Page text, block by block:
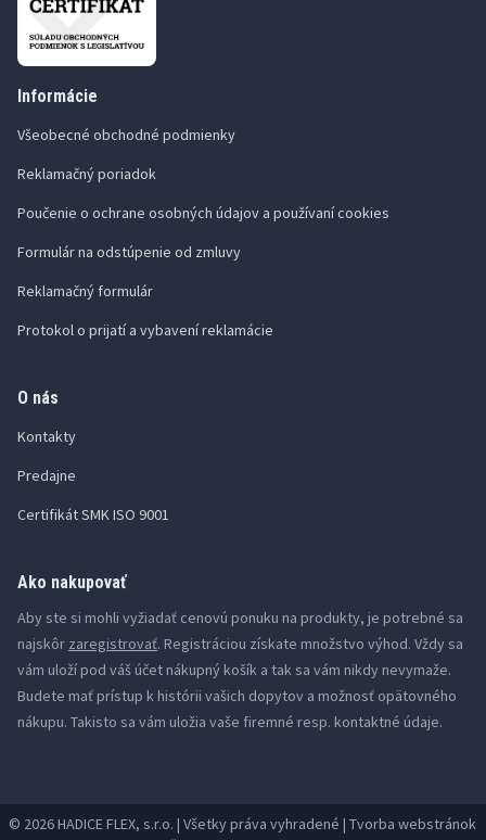
Informácie
Všeobecné obchodné podmienky
Reklamačný poriadok
Poučenie o ochrane osobných údajov a používaní cookies
Formulár na odstúpenie od zmluvy
Reklamačný formulár
Protokol o prijatí a vybavení reklamácie
O nás
Kontakty
Predajne
Certifikát SMK ISO 9001
Ako nakupovať
Aby ste si mohli vyžiadať cenovú ponuku na produkty, je potrebné sa
najskôr zaregistrovať. Registráciou získate množstvo výhod. Vždy sa
vám uloží pod váš účet nákupný košík a tak sa vám nikdy nevymaže.
Budete mať prístup k histórii vašich dopytov a možnosť opätovného
nákupu. Takisto sa vám uložia vaše firemné resp. kontaktné údaje.
© 2026 HADICE FLEX, s.r.o. | Všetky práva vyhradené | Tvorba webstránok